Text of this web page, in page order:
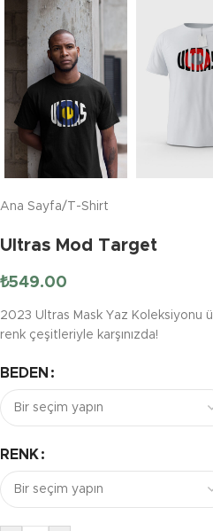
Ana Sayfa/ T-Shirt
Ultras Mod Target
₺549.00
2023 Ultras Mask Yaz Koleksiyonu
renk çeşitleriyle karşınızda!
BEDEN
RENK